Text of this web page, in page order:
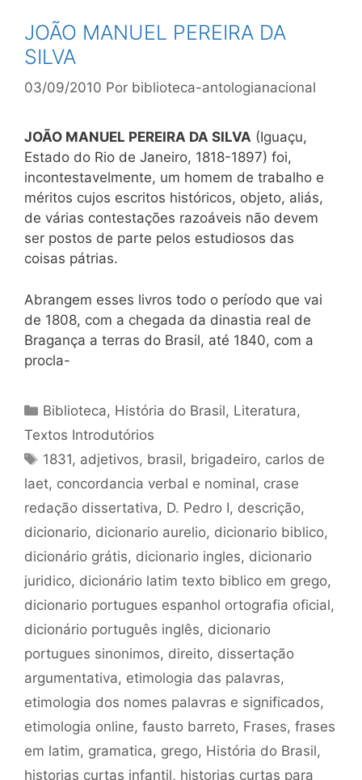
JOÃO MANUEL PEREIRA DA
SILVA
03/09/2010 Por biblioteca-antologianacional
JOÃO MANUEL PEREIRA DA SILVA (Iguaçu,
Estado do Rio de Janeiro, 1818-1897) foi,
incontestavelmente, um homem de trabalho e
méritos cujos escritos históricos, objeto, aliás,
de várias contestações razoáveis não devem
ser postos de parte pelos estudiosos das
coisas pátrias.
Abrangem esses livros todo o período que vai
de 1808, com a chegada da dinastia real de
Bragança a terras do Brasil, até 1840, com a
procla-
Categorias
Biblioteca, História do Brasil, Literatura,
Textos Introdutórios
Tags
1831, adjetivos, brasil, brigadeiro, carlos de
laet, concordancia verbal e nominal, crase
redação dissertativa, D. Pedro I, descrição,
dicionario, dicionario aurelio, dicionario biblico,
dicionário grátis, dicionario ingles, dicionario
juridico, dicionário latim texto biblico em grego,
dicionario portugues espanhol ortografia oficial,
dicionário português inglês, dicionario
portugues sinonimos, direito, dissertação
argumentativa, etimologia das palavras,
etimologia dos nomes palavras e significados,
etimologia online, fausto barreto, Frases, frases
em latim, gramatica, grego, História do Brasil,
historias curtas infantil, historias curtas para